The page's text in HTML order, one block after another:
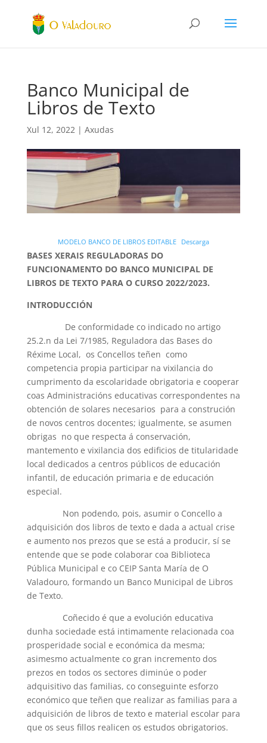
Banco Municipal de
Libros de Texto
Xul 12, 2022| Axudas
MODELO BANCO DE LIBROS EDITABLE Descarga
BASES XERAIS REGULADORAS DO
FUNCIONAMENTO DO BANCO MUNICIPAL DE
LIBROS DE TEXTO PARA O CURSO 2022/2023.
INTRODUCCIÓN
De conformidade co indicado no artigo
25.2.n da Lei 7/1985, Reguladora das Bases do
Réxime Local, os Concellos teñen como
competencia propia participar na vixilancia do
cumprimento da escolaridade obrigatoria e cooperar
coas Administracións educativas correspondentes na
obtención de solares necesarios para a construción
de novos centros docentes; igualmente, se asumen
obrigas no que respecta á conservación,
mantemento e vixilancia dos edificios de titularidade
local dedicados a centros públicos de educación
infantil, de educación primaria e de educación
especial.
Non podendo, pois, asumir o Concello a
adquisición dos libros de texto e dada a actual crise
e aumento nos prezos que se está a producir, sí se
entende que se pode colaborar coa Biblioteca
Pública Municipal e co CEIP Santa María de O
Valadouro, formando un Banco Municipal de Libros
de Texto.
Coñecido é que a evolución educativa
dunha sociedade está intimamente relacionada coa
prosperidade social e económica da mesma;
asimesmo actualmente co gran incremento dos
prezos en todos os sectores diminúe o poder
adquisitivo das familias, co conseguinte esforzo
económico que teñen que realizar as familias para a
adquisición de libros de texto e material escolar para
que os seus fillos realicen os estudos obrigatorios.